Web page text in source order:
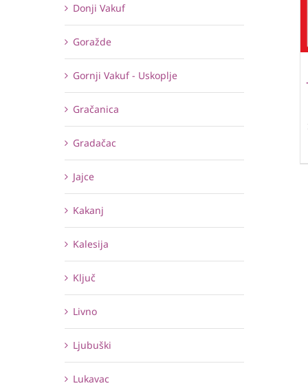
Donji Vakuf
Goražde
Gornji Vakuf - Uskoplje
Gračanica
Gradačac
Jajce
Kakanj
Kalesija
Ključ
Livno
Ljubuški
Lukavac